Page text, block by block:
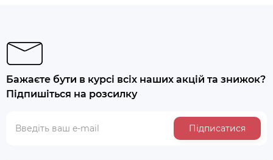
Бажаєте бути в курсі всіх наших акцій та знижок?
Підпишіться на розсилку
Підписатися